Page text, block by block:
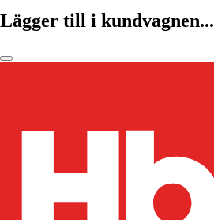
Lägger till i kundvagnen...